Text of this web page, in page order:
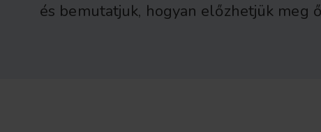
és bemutatjuk, hogyan előzhetjük meg